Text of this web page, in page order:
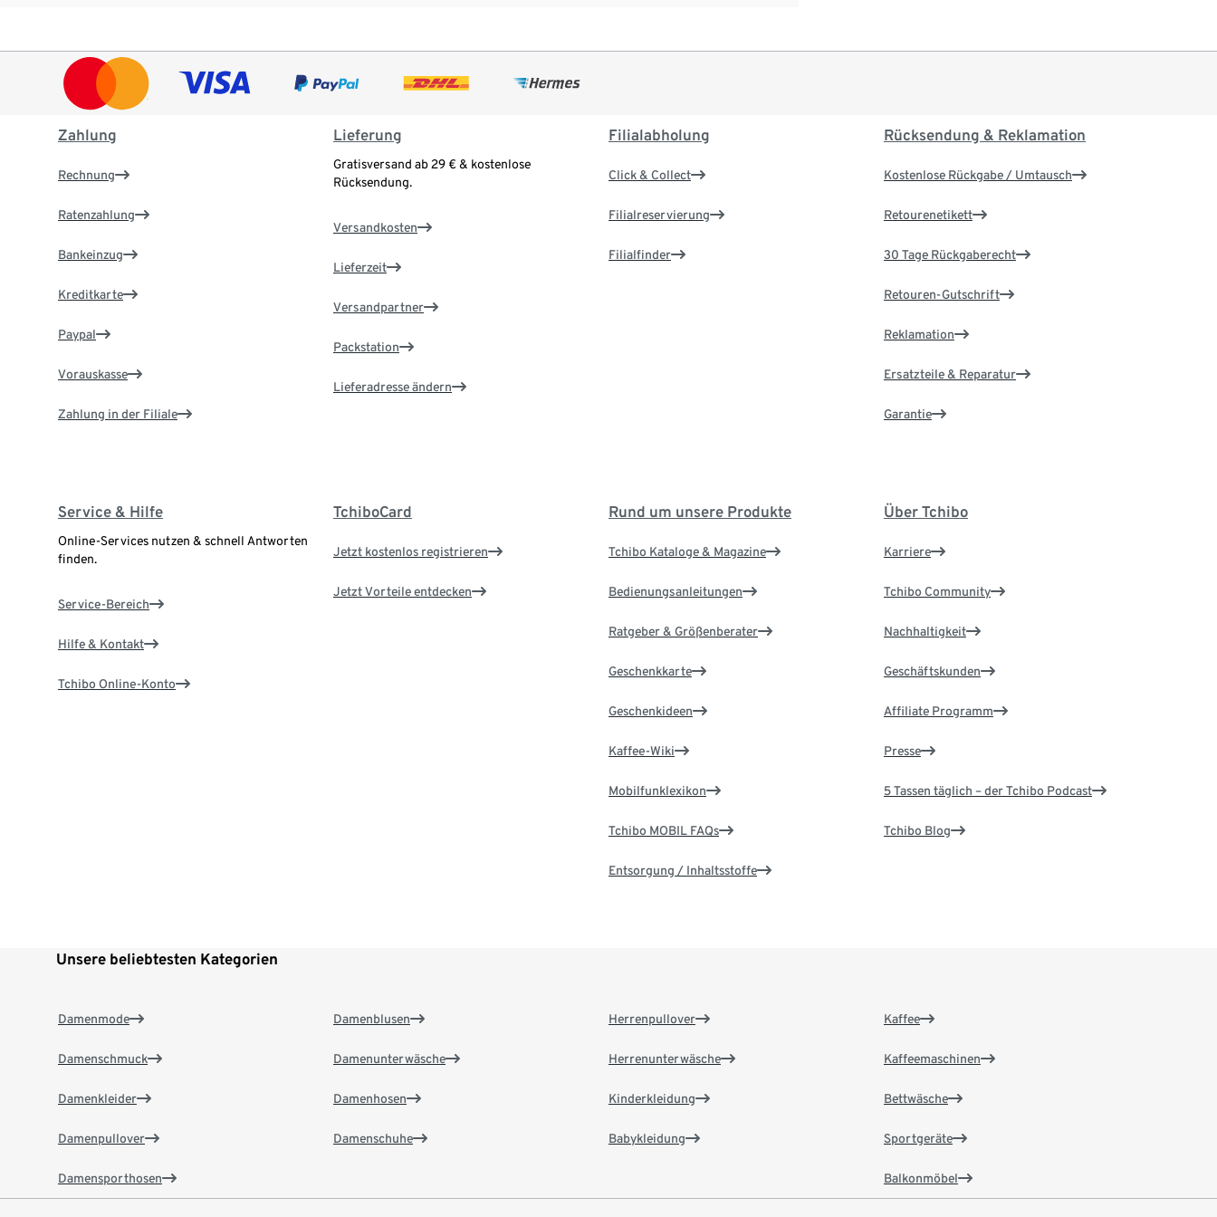
Zahlung
Rechnung
Ratenzahlung
Bankeinzug
Kreditkarte
Paypal
Vorauskasse
Zahlung in der Filiale
Lieferung
Gratisversand ab 29 € & kostenlose
Rücksendung.
Versandkosten
Lieferzeit
Versandpartner
Packstation
Lieferadresse ändern
Filialabholung
Click & Collect
Filialreservierung
Filialfinder
Rücksendung & Reklamation
Kostenlose Rückgabe / Umtausch
Retourenetikett
30 Tage Rückgaberecht
Retouren-Gutschrift
Reklamation
Ersatzteile & Reparatur
Garantie
Service & Hilfe
Online-Services nutzen & schnell Antworten
finden.
Service-Bereich
Hilfe & Kontakt
Tchibo Online-Konto
TchiboCard
Jetzt kostenlos registrieren
Jetzt Vorteile entdecken
Rund um unsere Produkte
Tchibo Kataloge & Magazine
Bedienungsanleitungen
Ratgeber & Größenberater
Geschenkkarte
Geschenkideen
Kaffee-Wiki
Mobilfunklexikon
Tchibo MOBIL FAQs
Entsorgung / Inhaltsstoffe
Über Tchibo
Karriere
Tchibo Community
Nachhaltigkeit
Geschäftskunden
Affiliate Programm
Presse
5 Tassen täglich – der Tchibo Podcast
Tchibo Blog
Unsere beliebtesten Kategorien
Damenmode
Damenschmuck
Damenkleider
Damenpullover
Damensporthosen
Damenblusen
Damenunterwäsche
Damenhosen
Damenschuhe
Herrenpullover
Herrenunterwäsche
Kinderkleidung
Babykleidung
Kaffee
Kaffeemaschinen
Bettwäsche
Sportgeräte
Balkonmöbel